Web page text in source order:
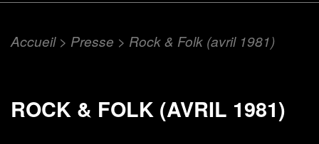
Accueil> Presse > Rock & Folk (avril 1981)
ROCK & FOLK (AVRIL 1981)